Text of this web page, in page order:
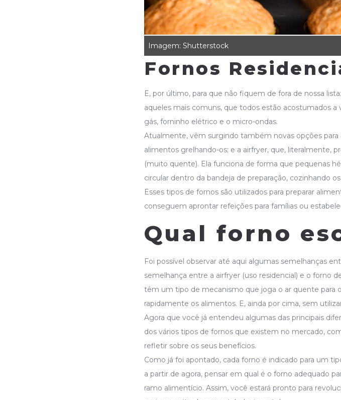
Imagem: Shutterstock
Fornos
E, por último, para que não fiquem de fora de nossa
aqueles mais comuns, que todos estão acostumados a
gás, forninho elétrico e o micro-ondas.
Atualmente, vêm surgindo também novas opções para
alimentos grelhando-os; e a airfryer, que, literalmente,
(muito quente). Ela funciona de forma que pequenas
circular dentro da bandeja de preparação, cozinhando
Esses tipos de fornos são utilizados para preparar
conseguem aprontar refeições para famílias ou
Qual forno
Foi possível observar até aqui algumas semelhanças
semelhança entre a airfryer (uso residencial) e o forno
têm um tipo de mecanismo que joga o ar quente para
rapidamente os alimentos. E, ainda por cima, sem
Agora que você já entendeu algumas das principais
dos vários tipos de fornos que existem no mercado,
refletir sobre os seus benefícios.
Como já foi apontado, cada forno é indicado para um
a partir de agora, pensar em qual é o forno adequado
ramo alimentício. Assim, você estará pronto para